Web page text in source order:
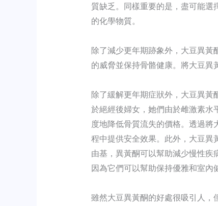
質缺乏。同樣重要的是，盡可能
的化學物質。
除了減少更年期跡象外，大豆異
的威脅並保持骨骼健康。將大豆異
除了緩解更年期症狀外，大豆異
於絕經後婦女，她們由於雌激素
度地降低骨質流失的價格。透過
程中提供安全效果。此外，大豆異
由基，異黃酮可以幫助減少慢性疾
因為它們可以幫助保持優雅和室內
雖然大豆異黃酮的好處很吸引人